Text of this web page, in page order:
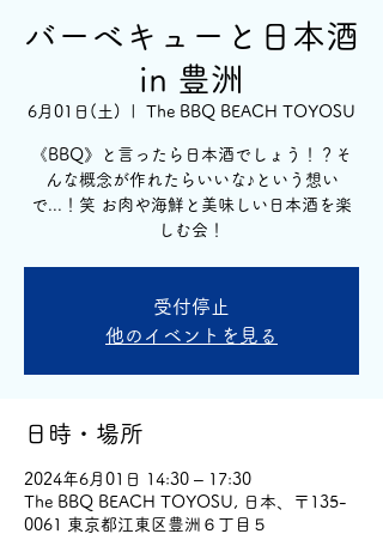
バーベキューと日本酒
in 豊洲
6月01日(土) The BBQ BEACH TOYOSU
《BBQ》と言ったら日本酒でしょう！？そ
んな概念が作れたらいいな♪という想い
で...！笑 お肉や海鮮と美味しい日本酒を楽
しむ会！
受付停止
他のイベントを見る
日時・場所
2024年6月01日 14:30 – 17:30
The BBQ BEACH TOYOSU, 日本、〒135-
0061 東京都江東区豊洲６丁目５